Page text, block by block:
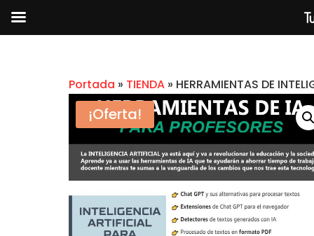
Portada » TIENDA » HERRAMIENTAS DE
¡Oferta!